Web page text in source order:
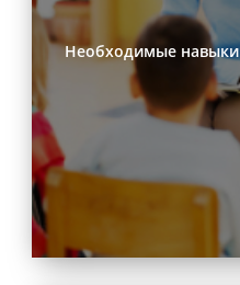
Необходимые навыки